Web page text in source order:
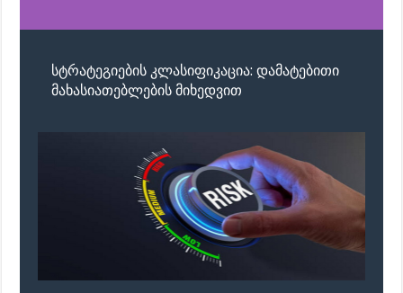
სტრატეგიების კლასიფიკაცია: დამატებითი
მახასიათებლების მიხედვით